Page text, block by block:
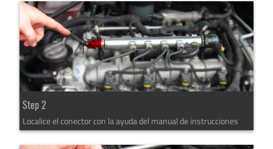
Step 2
Localice el conector con la ayuda del manual de instrucciones